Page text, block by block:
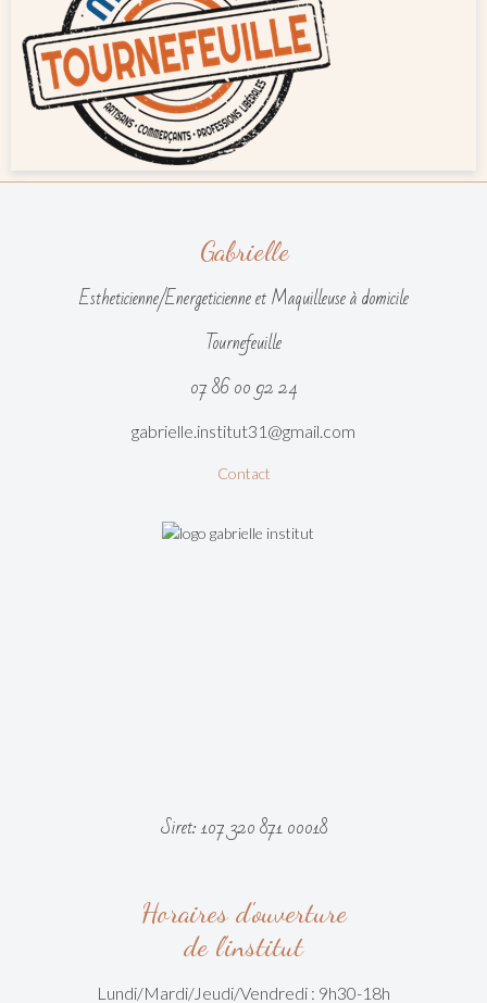
Gabrielle
Estheticienne/Energeticienne et Maquilleuse à domicile
Tournefeuille
07 86 00 92 24
gabrielle.institut31@gmail.com
Contact
Siret: 107 320 871 00018
Horaires d'ouverture
de l'institut
Lundi/Mardi/Jeudi/Vendredi : 9h30-18h